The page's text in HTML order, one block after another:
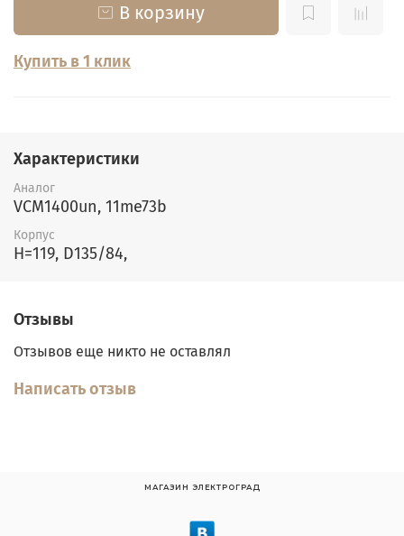
В корзину
Купить в 1 клик
Характеристики
Аналог
VCM1400un, 11me73b
Корпус
H=119, D135/84,
Отзывы
Отзывов еще никто не оставлял
Написать отзыв
МАГАЗИН ЭЛЕКТРОГРАД